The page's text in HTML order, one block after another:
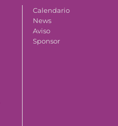
Calendario
News
Aviso
Sponsor